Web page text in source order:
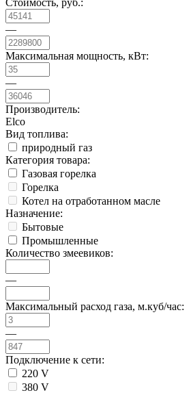
Стоимость, руб.:
—
Максимальная мощность, кВт:
—
Производитель:
Elco
Вид топлива:
природный газ
Категория товара:
Газовая горелка
Горелка
Котел на отработанном масле
Назначение:
Бытовые
Промышленные
Количество змеевиков:
—
Максимальный расход газа, м.куб/час:
—
Подключение к сети:
220 V
380 V